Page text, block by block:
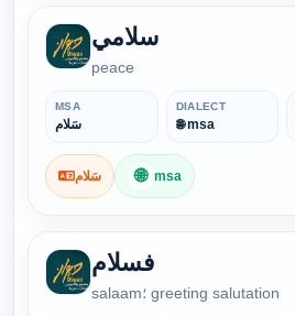
سلامي
peace
MSA
سَلام
DIALECT
🌐 msa
سَلام 🌐 msa
فسلام
salaam؛ greeting salutation